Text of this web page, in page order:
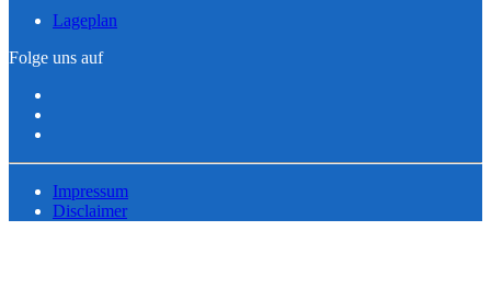
Lageplan
Folge uns auf
Impressum
Disclaimer